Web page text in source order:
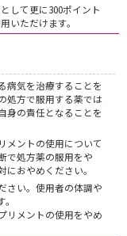
して更に300ポイント
いただけます。
病気を治療することを
処方で服用する薬では
身の責任となることを
メントの使用について
で処方薬の服用をや
おやめください。
さい。使用者の体調や
リメントの使用をやめ